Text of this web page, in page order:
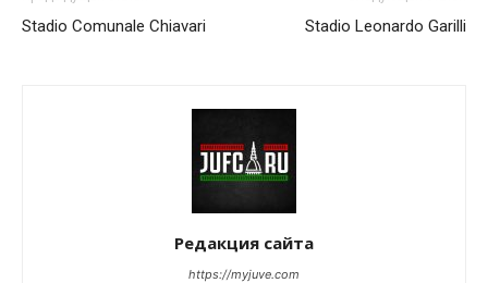
Stadio Comunale Chiavari Stadio Leonardo Garilli
Редакция сайта
https://myjuve.com